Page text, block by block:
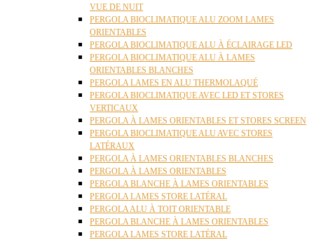
VUE DE NUIT
PERGOLA BIOCLIMATIQUE ALU ZOOM LAMES
ORIENTABLES
PERGOLA BIOCLIMATIQUE ALU À ÉCLAIRAGE LED
PERGOLA BIOCLIMATIQUE ALU À LAMES
ORIENTABLES BLANCHES
PERGOLA LAMES EN ALU THERMOLAQUÉ
PERGOLA BIOCLIMATIQUE AVEC LED ET STORES
VERTICAUX
PERGOLA À LAMES ORIENTABLES ET STORES SCREEN
PERGOLA BIOCLIMATIQUE ALU AVEC STORES
LATÉRAUX
PERGOLA À LAMES ORIENTABLES BLANCHES
PERGOLA À LAMES ORIENTABLES
PERGOLA BLANCHE À LAMES ORIENTABLES
PERGOLA LAMES STORE LATÉRAL
PERGOLA ALU À TOIT ORIENTABLE
PERGOLA BLANCHE À LAMES ORIENTABLES
PERGOLA LAMES STORE LATÉRAL